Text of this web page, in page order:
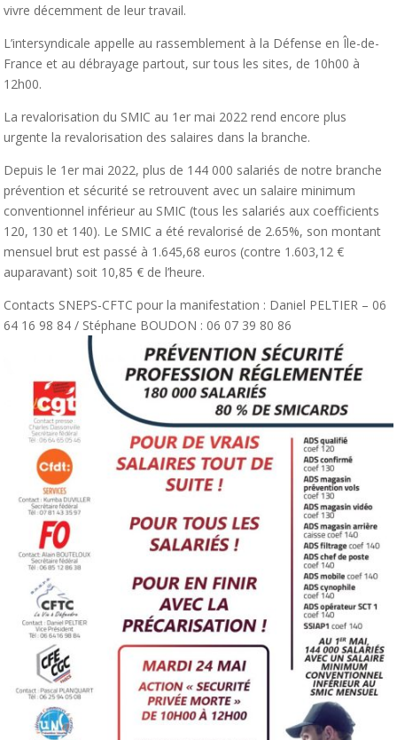
vivre décemment de leur travail.
L’intersyndicale appelle au rassemblement à la Défense en Île-de-
France et au débrayage partout, sur tous les sites, de 10h00 à
12h00.
La revalorisation du SMIC au 1er mai 2022 rend encore plus
urgente la revalorisation des salaires dans la branche.
Depuis le 1er mai 2022, plus de 144 000 salariés de notre branche
prévention et sécurité se retrouvent avec un salaire minimum
conventionnel inférieur au SMIC (tous les salariés aux coefficients
120, 130 et 140). Le SMIC a été revalorisé de 2.65%, son montant
mensuel brut est passé à 1.645,68 euros (contre 1.603,12 €
auparavant) soit 10,85 € de l’heure.
Contacts SNEPS-CFTC pour la manifestation : Daniel PELTIER – 06
64 16 98 84 / Stéphane BOUDON : 06 07 39 80 86